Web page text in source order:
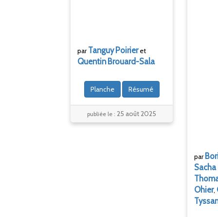
parTanguy Poirieret
Quentin Brouard-Sala
Planche Résumé
publiée le : 25 août 2025
par
Sacha
Ohier,